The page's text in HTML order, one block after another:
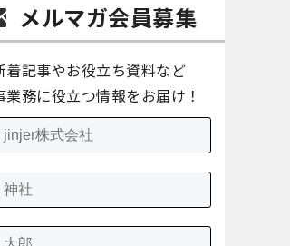
メルマガ会員募集
着記事やお役立ち資料など
業務に役立つ情報をお届け！